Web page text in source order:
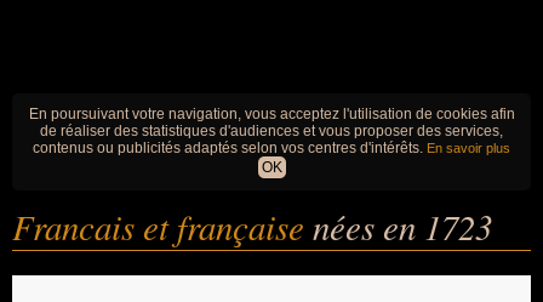
En poursuivant votre navigation, vous acceptez l'utilisation de cookies afin
de réaliser des statistiques d'audiences et vous proposer des services,
contenus ou publicités adaptés selon vos centres d'intérêts. En savoir plus
OK
Francais et française nées en 1723